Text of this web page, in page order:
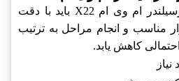
نصب و تعویض واشر سرسیلندر ام وی ام X22 باید با دقت
مناسب و انجام مراحل به ترتیب
کاهش یابد.